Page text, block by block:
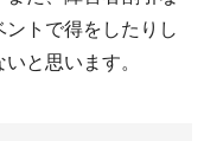
トで得をしたりし
と思います。